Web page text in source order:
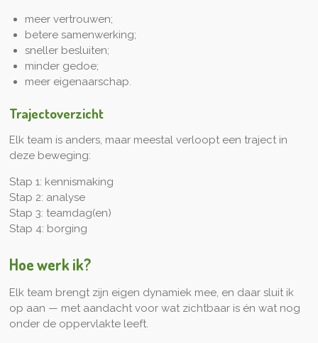
meer vertrouwen;
betere samenwerking;
sneller besluiten;
minder gedoe;
meer eigenaarschap.
Trajectoverzicht
Elk team is anders, maar meestal verloopt een traject in
deze beweging:
Stap 1: kennismaking
Stap 2: analyse
Stap 3: teamdag(en)
Stap 4: borging
Hoe werk ik?
Elk team brengt zijn eigen dynamiek mee, en daar sluit ik
op aan — met aandacht voor wat zichtbaar is én wat nog
onder de oppervlakte leeft.